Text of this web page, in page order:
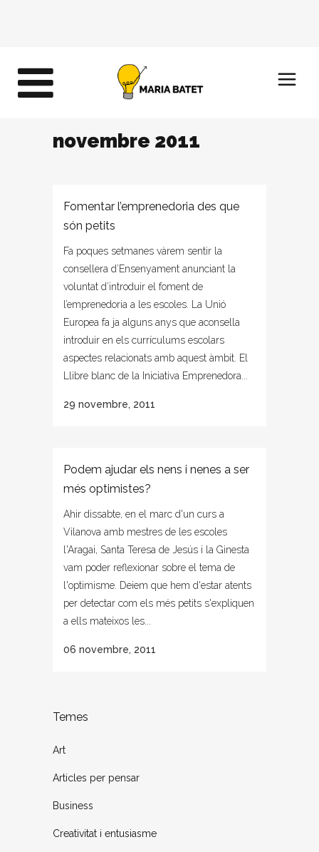
novembre 2011
Fomentar l’emprenedoria des que
són petits
Fa poques setmanes vàrem sentir la
consellera d’Ensenyament anunciant la
voluntat d’introduir el foment de
l’emprenedoria a les escoles. La Unió
Europea fa ja alguns anys que aconsella
introduir en els currículums escolars
aspectes relacionats amb aquest àmbit. El
Llibre blanc de la Iniciativa Emprenedora...
29 novembre, 2011
Podem ajudar els nens i nenes a ser
més optimistes?
Ahir dissabte, en el marc d'un curs a
Vilanova amb mestres de les escoles
l'Aragai, Santa Teresa de Jesús i la Ginesta
vam poder reflexionar sobre el tema de
l'optimisme. Deiem que hem d'estar atents
per detectar com els més petits s'expliquen
a ells mateixos les...
06 novembre, 2011
Temes
Art
Articles per pensar
Business
Creativitat i entusiasme